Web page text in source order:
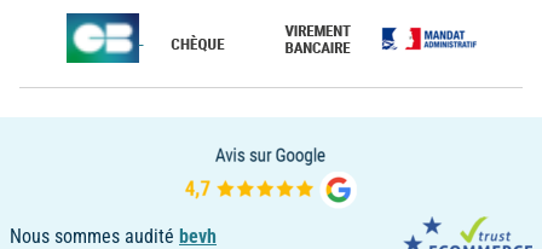
Nous sommes audité bevh